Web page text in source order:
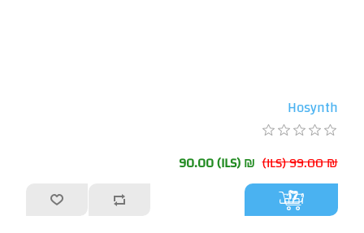
Hosynth
₪ 99.00 (ILS)
₪ 90.00 (ILS)
أضف